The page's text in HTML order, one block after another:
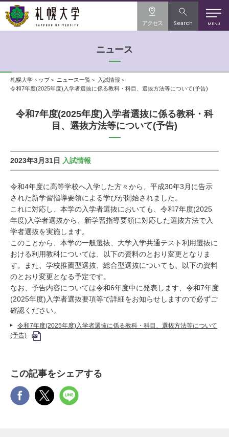
MENU
アクセス Search
ニュース
札幌大学トップ ニュース一覧
入試情報
令和7年度(2025年度)入学者選抜に係る教科・科目、選抜方法等について(予告)
令和7年度(2025年度)入学者選抜に係る教科・科
目、選抜方法等について(予告)
2023年3月31日 入試情報
令和4年度に高等学校へ入学した方々から、平成30年3月に告示
された新学習指導要領による学びが開始されました。
これに対応し、本学の入学者選抜においても、令和7年度(2025
年度)入学者選抜から、新学習指導要領に対応した選抜方法で入
学者選抜を実施します。
このことから、本学の一般選抜、大学入学共通テスト利用選抜に
おける利用教科については、以下の資料のとおり変更となりま
す。また、学校推薦型選抜、総合型選抜についても、以下の資料
のとおり変更となる予定です。
なお、予告内容については令和6年度中に発表します、令和7年度
(2025年度)入学者選抜要項等で詳細をお知らせしますので必ずご
確認ください。
令和7年度(2025年度)入学者選抜に係る教科・科目、選抜方法等について
(予告)
この記事をシェアする